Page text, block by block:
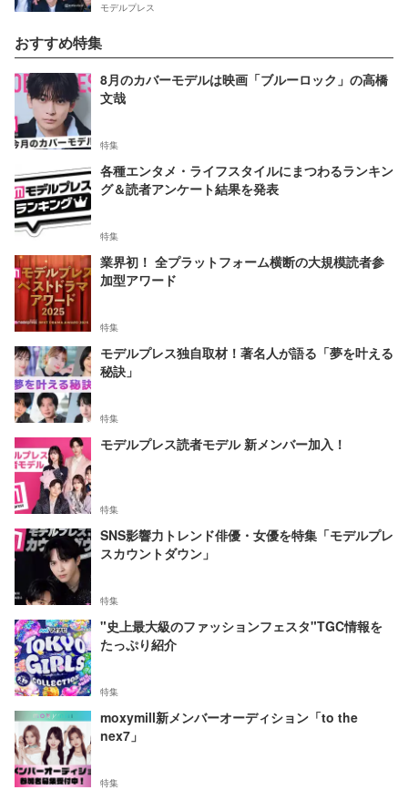
モデルプレス
おすすめ特集
8月のカバーモデルは映画「ブルーロック」の高橋
文哉
特集
各種エンタメ・ライフスタイルにまつわるランキン
グ＆読者アンケート結果を発表
特集
業界初！ 全プラットフォーム横断の大規模読者参
加型アワード
特集
モデルプレス独自取材！著名人が語る「夢を叶える
秘訣」
特集
モデルプレス読者モデル 新メンバー加入！
特集
SNS影響力トレンド俳優・女優を特集「モデルプレ
スカウントダウン」
特集
"史上最大級のファッションフェスタ"TGC情報を
たっぷり紹介
特集
moxymill新メンバーオーディション「to the
nex7」
特集